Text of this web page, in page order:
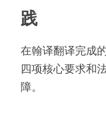
践
在翰译翻译完成
四项核心要求和
障。